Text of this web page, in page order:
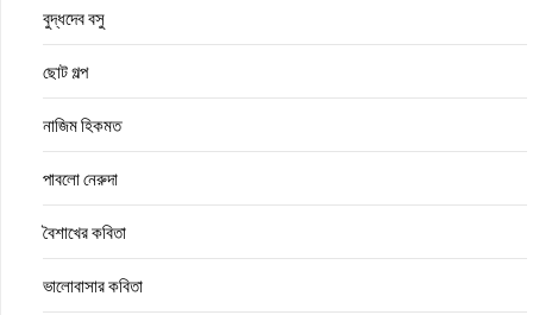
বুদ্ধদেব বসু
ছোট গল্প
নাজিম হিকমত
পাবলো নেরুদা
বৈশাখের কবিতা
ভালোবাসার কবিতা